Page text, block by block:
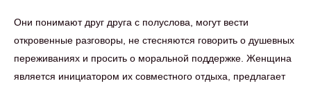
Они понимают друг друга с полуслова, могут вести
откровенные разговоры, не стесняются говорить о душевных
переживаниях и просить о моральной поддержке. Женщина
является инициатором их совместного отдыха, предлагает